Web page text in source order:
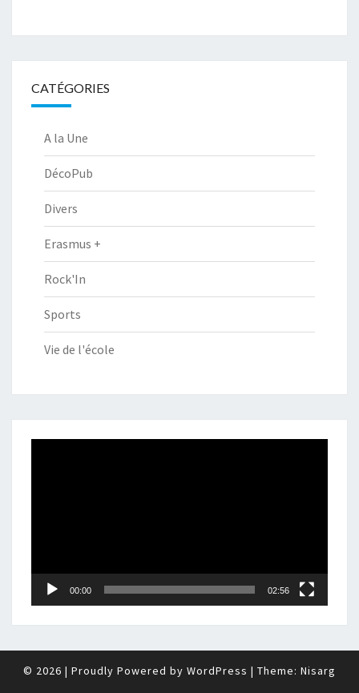
CATÉGORIES
A la Une
DécoPub
Divers
Erasmus +
Rock'In
Sports
Vie de l'école
00:00 02:56
© 2026 | Proudly Powered by WordPress | Theme: Nisarg